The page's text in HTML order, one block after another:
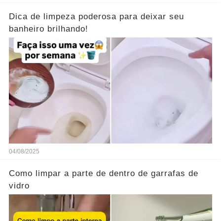
Dica de limpeza poderosa para deixar seu
banheiro brilhando!
04/08/2025
Como limpar a parte de dentro de garrafas de
vidro